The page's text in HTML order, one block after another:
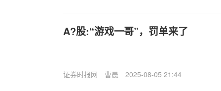
A?股:“游戏一哥”，罚单来了
证券时报网 曹晨 2025-08-05 21:44